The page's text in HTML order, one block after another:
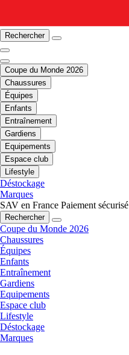
Rechercher
Coupe du Monde 2026
Chaussures
Équipes
Enfants
Entraînement
Gardiens
Equipements
Espace club
Lifestyle
Déstockage
Marques
SAV en France Paiement sécurisé
Rechercher
Coupe du Monde 2026
Chaussures
Équipes
Enfants
Entraînement
Gardiens
Equipements
Espace club
Lifestyle
Déstockage
Marques